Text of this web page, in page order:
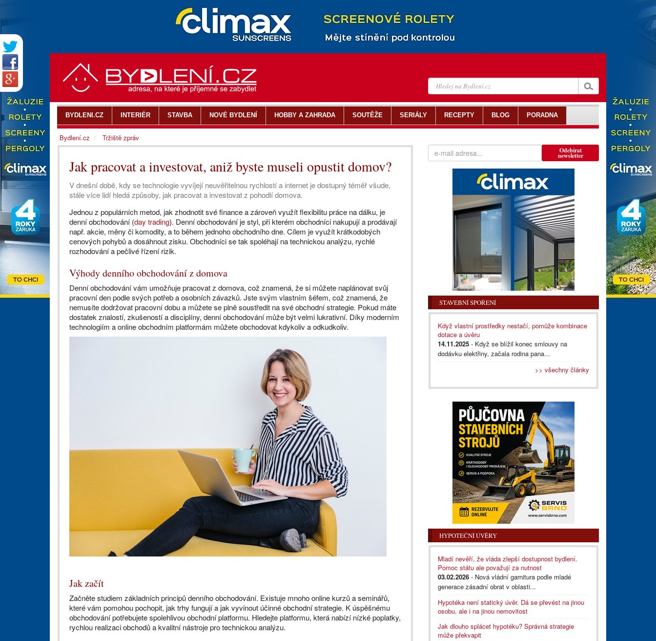
Jak pracovat a investovat, aniž byste museli opustit domov?
V dnešní době, kdy se technologie vyvíjejí neuvěřitelnou rychlostí a internet je dostupný téměř všude,
stále více lidí hledá způsoby, jak pracovat a investovat z pohodlí domova.
Jednou z populárních metod, jak zhodnotit své finance a zároveň využít flexibilitu práce na dálku, je
denní obchodování (day trading). Denní obchodování je styl, při kterém obchodníci nakupují a prodávají
např. akcie, měny či komodity, a to během jednoho obchodního dne. Cílem je využít krátkodobých
cenových pohybů a dosáhnout zisku. Obchodníci se tak spoléhají na technickou analýzu, rychlé
rozhodování a pečlivé řízení rizik.
Výhody denního obchodování z domova
Denní obchodování vám umožňuje pracovat z domova, což znamená, že si můžete naplánovat svůj
pracovní den podle svých potřeb a osobních závazků. Jste svým vlastním šéfem, což znamená, že
nemusíte dodržovat pracovní dobu a můžete se plně soustředit na své obchodní strategie. Pokud máte
dostatek znalostí, zkušeností a disciplíny, denní obchodování může být velmi lukrativní. Díky moderním
technologiím a online obchodním platformám můžete obchodovat kdykoliv a odkudkoliv.
Jak začít
Začněte studiem základních principů denního obchodování. Existuje mnoho online kurzů a seminářů,
které vám pomohou pochopit, jak trhy fungují a jak vyvinout účinné obchodní strategie. K úspěšnému
obchodování potřebujete spolehlivou obchodní platformu. Hledejte platformu, která nabízí nízké poplatky,
rychlou realizaci obchodů a kvalitní nástroje pro technickou analýzu.
Odebírat
newsletter
STAVEBNÍ SPOŘENÍ
Když vlastní prostředky nestačí, pomůže kombinace
dotace a úvěru
14.11.2025 - Když se blížil konec smlouvy na
dodávku elektřiny, začala rodina pana...
>> všechny články
HYPOTEČNÍ ÚVĚRY
Mladí nevěří, že vláda zlepší dostupnost bydlení.
Pomoc státu ale považují za nutnost
03.02.2026 - Nová vládní garnitura podle mladé
generace zásadní obrat v oblasti...
Hypotéka není statický úvěr. Dá se převést na jinou
osobu, ale i na jinou nemovitost
Jak dlouho splácet hypotéku? Správná strategie
může překvapit
BYDLENI.CZ INTERIÉR STAVBA NOVÉ BYDLENÍ HOBBY A ZAHRADA SOUTĚŽE SERIÁLY RECEPTY BLOG PORADNA
Bydlení.cz Tržiště zpráv